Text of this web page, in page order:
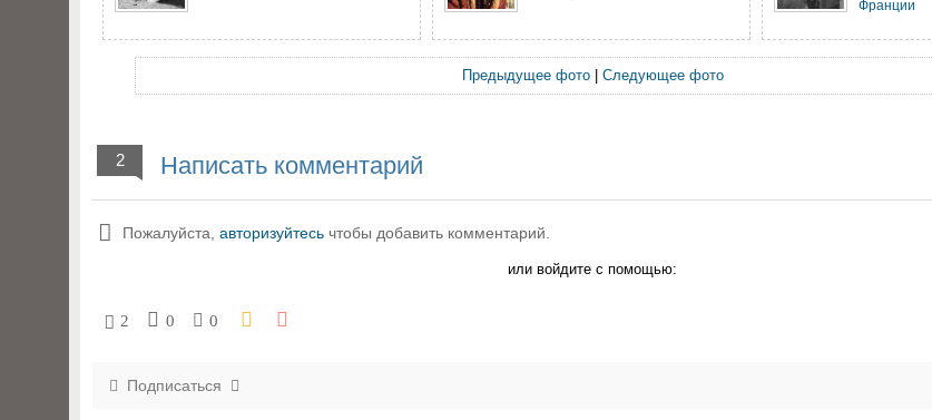
Франции
Предыдущее фото| Следующее фото
2 Написать комментарий
Пожалуйста, авторизуйтесь чтобы добавить комментарий.
или войдите с помощью:
2 0 0
Подписаться